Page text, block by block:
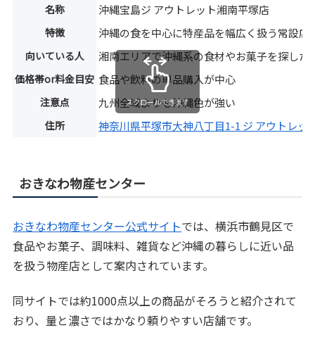
名称 沖縄宝島ジ アウトレット湘南平塚店
特徴 沖縄の食を中心に特産品を幅広く扱う常設店
向いている人 湘南エリアで沖縄系の食材やお菓子を探した
価格帯or料金目安 食品や飲料の単品購入が中心
注意点 九州全域よりも沖縄色が強い
住所 神奈川県平塚市大神八丁目1-1 ジ アウトレッ
スクロールできます
おきなわ物産センター
おきなわ物産センター公式サイトでは、横浜市鶴見区で
食品やお菓子、調味料、雑貨など沖縄の暮らしに近い品
を扱う物産店として案内されています。
同サイトでは約1000点以上の商品がそろうと紹介されて
おり、量と濃さではかなり頼りやすい店舗です。